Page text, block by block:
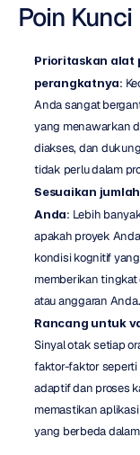
Poin Kunci
Prioritaskan alat
perangkatnya:
Anda sangat
yang menawarkan
diakses, dan
tidak perlu dalam
Sesuaikan
Anda: Lebih
apakah proyek
kondisi kognitif
memberikan tingkat
atau anggaran Anda.
Rancang untuk
Sinyal otak setiap
faktor-faktor seperti
adaptif dan proses
memastikan
yang berbeda